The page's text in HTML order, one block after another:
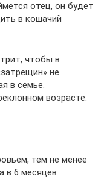
отец, он будет
в кошачий
чтобы в
не
в семье.
возрасте.
тем не менее
в 6 месяцев